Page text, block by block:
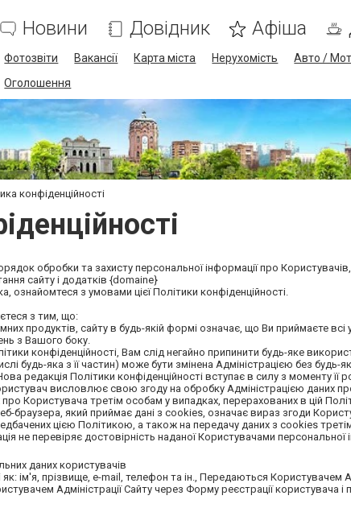
Новини Довідник Афіша
Фотозвіти Вакансії Карта міста Нерухомість Авто /
Оголошення
конфіденційності
обробки та захисту персональної інформації про
сайту і додатків {domaine}
ознайомтеся з умовами цієї Політики конфіденційності.
з тим, що:
продуктів, сайту в будь-якій формі означає, що Ви приймаєте всі
з Вашого боку.
конфіденційності, Вам слід негайно припинити будь-яке
будь-яка з її частин) може бути змінена Адміністрацією без будь-
редакція Політики конфіденційності вступає в силу з моменту її
висловлює свою згоду на обробку Адміністрацією даних
Користувача третім особам у випадках, перерахованих в цій
браузера, який приймає дані з cookies, означає вираз згоди
цією Політикою, а також на передачу даних з cookies
не перевіряє достовірність наданої Користувачами персональної
даних користувачів
як: ім'я, прізвище, e-mail, телефон та ін., Передаються Користувачем
Адміністрації Сайту через Форму реєстрації користувача